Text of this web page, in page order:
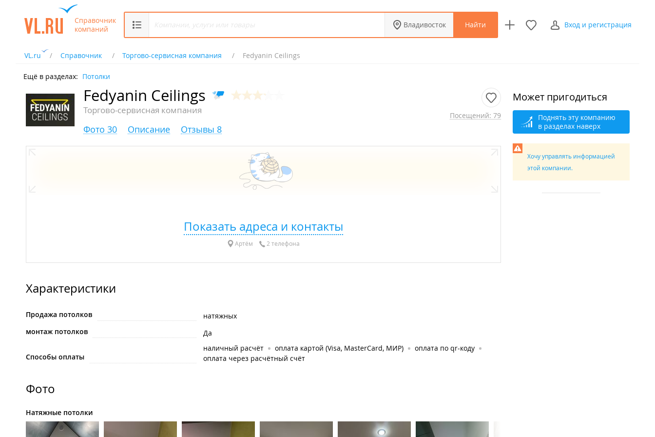
Справочник
компаний
Владивосток Найти Вход и регистрация
VL.ru Справочник Торгово-сервисная компания Fedyanin Ceilings
Ещё в разделах: Потолки
Fedyanin Ceilings
Торгово-сервисная компания Посещений: 79
Фото 30 Описание Отзывы 8
Показать адреса и контакты
Артём 2 телефона
Характеристики
Продажа потолков
натяжных
монтаж потолков
Да
Способы оплаты
наличный расчёт оплата картой (Visa, MasterCard, МИР)
оплата по qr-коду
оплата через расчётный счёт
Фото
Натяжные потолки
Может пригодиться
Поднять эту компанию
в разделах наверх
Хочу управлять информацией
этой компании.